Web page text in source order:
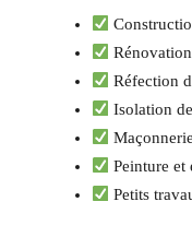
Réfection
Isolation
Peinture et
Petits